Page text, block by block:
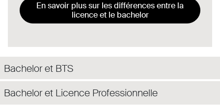
En savoir plus sur les différences entre la
licence et le bachelor
Bachelor et BTS
Bachelor et Licence Professionnelle